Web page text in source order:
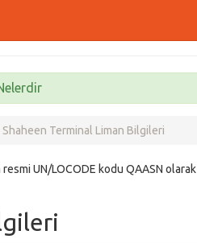
Shaheen Terminal Liman Bilgileri
UN/LOCODE kodu QAASN olarak